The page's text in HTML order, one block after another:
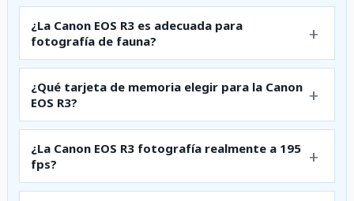
¿La Canon EOS R3 es adecuada para
fotografía de fauna?
¿Qué tarjeta de memoria elegir para la Canon
EOS R3?
¿La Canon EOS R3 fotografía realmente a 195
fps?